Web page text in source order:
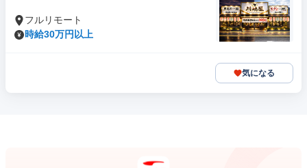
フルリモート
時給30万円以上
気になる